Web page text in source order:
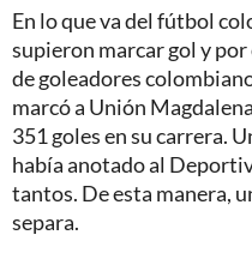
En lo que va del fútbol
supieron marcar gol y
de goleadores
marcó a Unión
351 goles en su carrera.
había anotado al
tantos. De esta manera,
separa.